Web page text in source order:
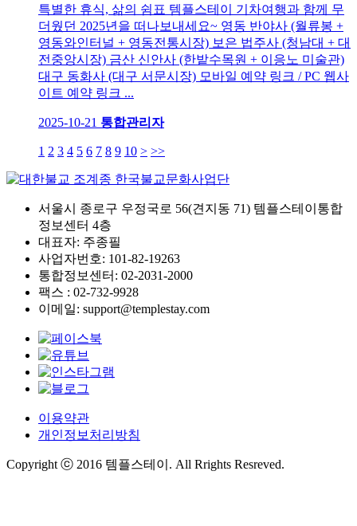
특별한 휴식, 삶의 쉼표 템플스테이 기차여행과 함께 무
더웠던 2025년을 떠나보내세요~ 영동 반야사 (월류봉 +
영동와인터널 + 영동전통시장) 보은 법주사 (청남대 + 대
전중앙시장) 금산 신안사 (한밭수목원 + 이응노 미술관)
대구 동화사 (대구 서문시장) 모바일 예약 링크 / PC 웹사
이트 예약 링크 ...
2025-10-21 통합관리자
1 2 3 4 5 6 7 8 9 10 > >>
서울시 종로구 우정국로 56(견지동 71) 템플스테이통합
정보센터 4층
대표자: 주종필
사업자번호: 101-82-19263
통합정보센터: 02-2031-2000
팩스 : 02-732-9928
이메일: support@templestay.com
이용약관
개인정보처리방침
Copyright ⓒ 2016 템플스테이. All Rrights Resreved.